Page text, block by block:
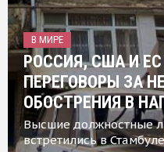
В МИРЕ
РОССИЯ, США И
ПЕРЕГОВОРЫ ЗА
ОБОСТРЕНИЯ В
Высшие должностные
встретились в